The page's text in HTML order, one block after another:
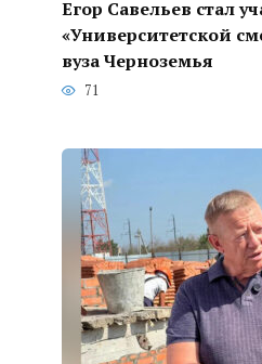
Егор Савельев стал
«Университетской
вуза Черноземья
71